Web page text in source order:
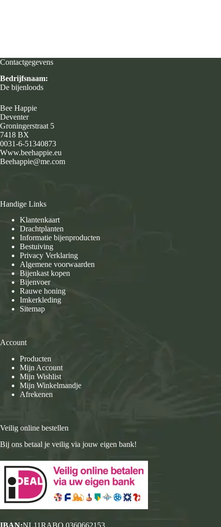
Contactgegevens
Bedrijfsnaam:
De bijenloods
Bee Happie
Deventer
Groningerstraat 5
7418 BX
0031-6-51340873
Www.beehappie.eu
Beehappie@me.com
Handige Links
Klantenkaart
Drachtplanten
Informatie bijenproducten
Bestuiving
Privacy Verklaring
Algemene voorwaarden
Bijenkast kopen
Bijenvoer
Rauwe honing
Imkerkleding
Sitemap
Account
Producten
Mijn Account
Mijn Wishlist
Mijn Winkelmandje
Afrekenen
Veilig online bestellen
Bij ons betaal je veilig via jouw eigen bank!
IBAN:NL11RABO 0360662153